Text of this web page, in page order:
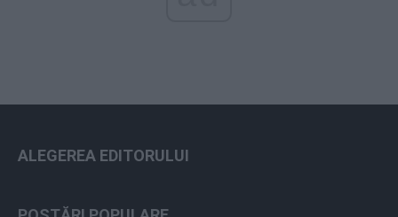
ALEGEREA EDITORULUI